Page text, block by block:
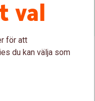
val
för att
du kan välja som